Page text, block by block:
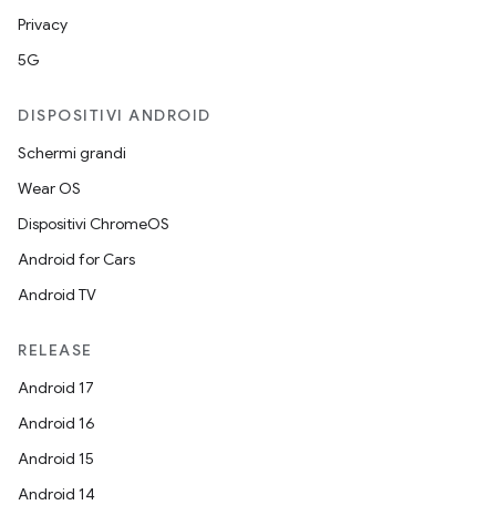
Privacy
5G
DISPOSITIVI ANDROID
Schermi grandi
Wear OS
Dispositivi ChromeOS
Android for Cars
Android TV
RELEASE
Android 17
Android 16
Android 15
Android 14